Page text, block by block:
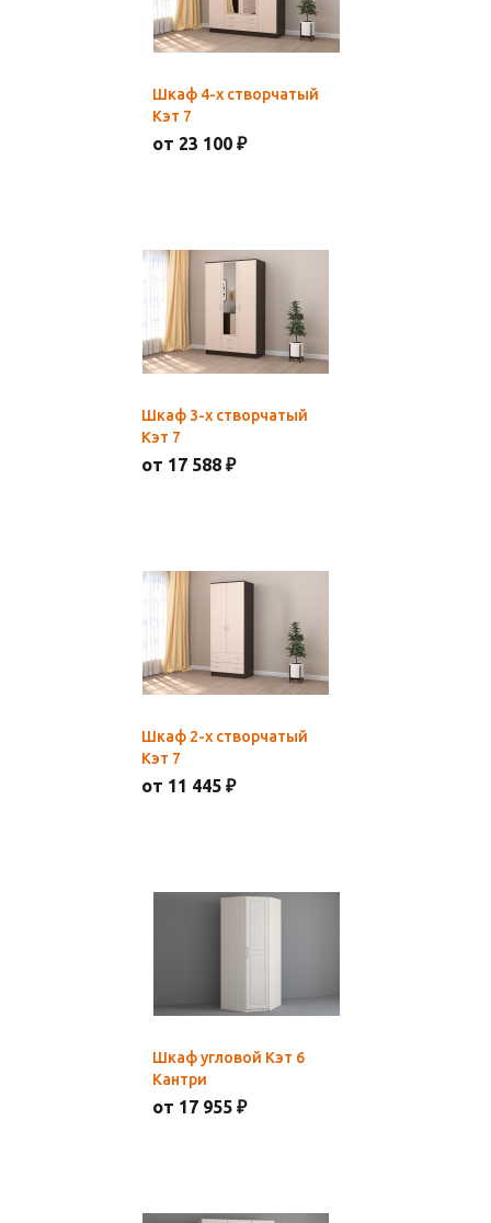
Шкаф 4-х створчатый
Кэт 7
от 23 100 ₽
Шкаф 3-х створчатый
Кэт 7
от 17 588 ₽
Шкаф 2-х створчатый
Кэт 7
от 11 445 ₽
Шкаф угловой Кэт 6
Кантри
от 17 955 ₽